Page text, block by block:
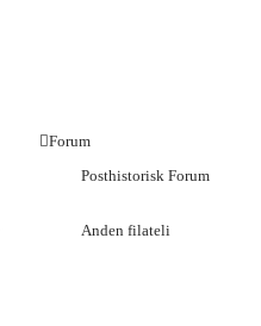
Forum
Posthistorisk Forum
Anden filateli